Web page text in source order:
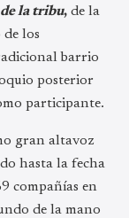
la tribu, de la
de los
barrio
posterior
participante.
gran altavoz
hasta la fecha
compañías en
de la mano